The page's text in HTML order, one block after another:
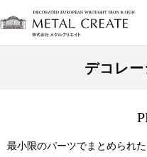
デコレ
最小限のパーツでまとめられ